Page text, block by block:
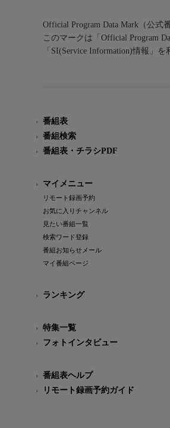
Official Program Data Mark（公式
このマークは「Official Program
「SI(Service Information)情報」
番組表
番組検索
番組表・チラシPDF
マイメニュー
リモート録画予約
お気に入りチャンネル
見たい番組一覧
検索ワード登録
番組お知らせメール
マイ番組ページ
ランキング
特集一覧
フォトインタビュー
番組表ヘルプ
リモート録画予約ガイド